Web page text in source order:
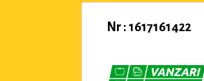
Nr : 1617161422